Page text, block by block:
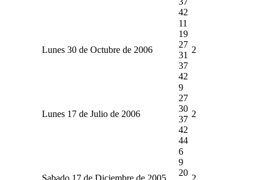
42
Lunes 30 de Octubre de 2006
11
19
27
31
37
42
2
Lunes 17 de Julio de 2006
9
27
30
37
42
44
2
Sabado 17 de Diciembre de 2005
6
9
20
2